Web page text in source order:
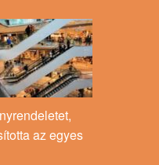
az egyes